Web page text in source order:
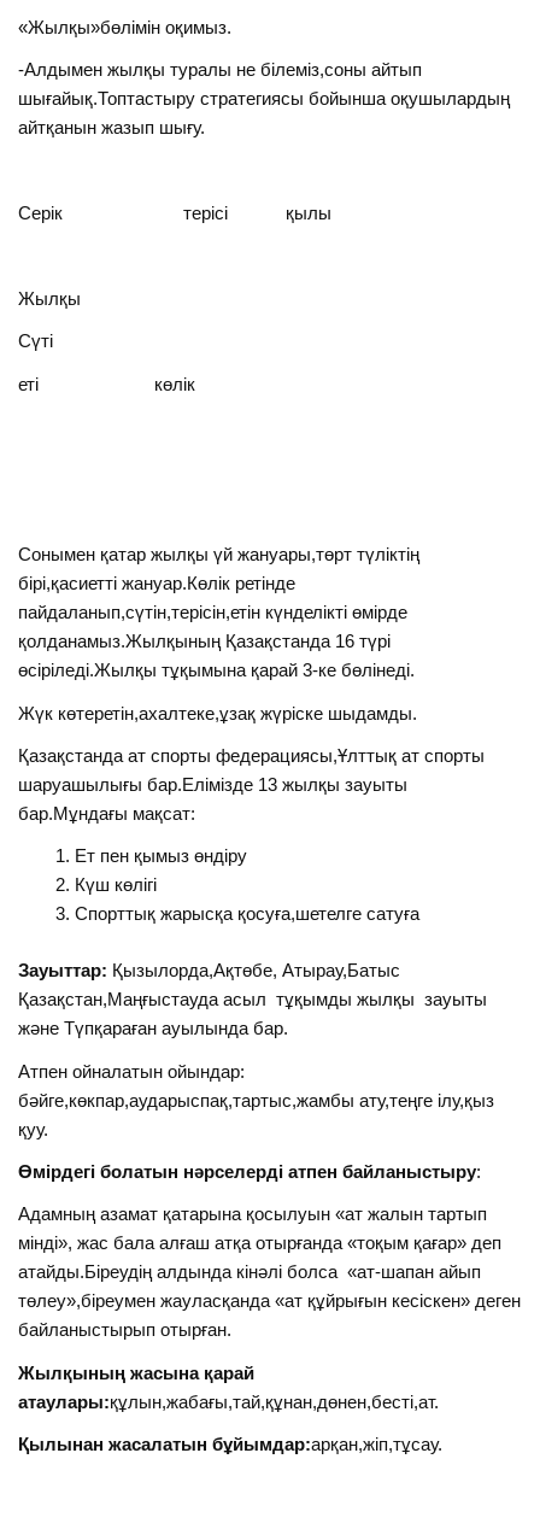
«Жылқы»бөлімін оқимыз.
-Алдымен жылқы туралы не білеміз,соны айтып
шығайық.Топтастыру стратегиясы бойынша оқушылардың
айтқанын жазып шығу.
Серік терісі қылы
Жылқы
Сүті
еті көлік
Сонымен қатар жылқы үй жануары,төрт түліктің
бірі,қасиетті жануар.Көлік ретінде
пайдаланып,сүтін,терісін,етін күнделікті өмірде
қолданамыз.Жылқының Қазақстанда 16 түрі
өсіріледі.Жылқы тұқымына қарай 3-ке бөлінеді.
Жүк көтеретін,ахалтеке,ұзақ жүріске шыдамды.
Қазақстанда ат спорты федерациясы,Ұлттық ат спорты
шаруашылығы бар.Елімізде 13 жылқы зауыты
бар.Мұндағы мақсат:
Ет пен қымыз өндіру
Күш көлігі
Спорттық жарысқа қосуға,шетелге сатуға
Зауыттар: Қызылорда,Ақтөбе, Атырау,Батыс
Қазақстан,Маңғыстауда асыл тұқымды жылқы зауыты
және Түпқараған ауылында бар.
Атпен ойналатын ойындар:
бәйге,көкпар,аударыспақ,тартыс,жамбы ату,теңге ілу,қыз
қуу.
Өмірдегі болатын нәрселерді атпен байланыстыру:
Адамның азамат қатарына қосылуын «ат жалын тартып
мінді», жас бала алғаш атқа отырғанда «тоқым қағар» деп
атайды.Біреудің алдында кінәлі болса «ат-шапан айып
төлеу»,біреумен жауласқанда «ат құйрығын кесіскен» деген
байланыстырып отырған.
Жылқының жасына қарай
атаулары:құлын,жабағы,тай,құнан,дөнен,бесті,ат.
Қылынан жасалатын бұйымдар:арқан,жіп,тұсау.